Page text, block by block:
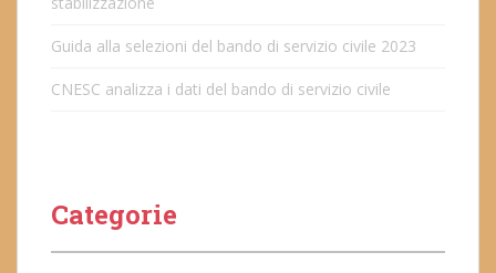
Guida alla selezioni del bando di servizio civile 2023
CNESC analizza i dati del bando di servizio civile
Categorie